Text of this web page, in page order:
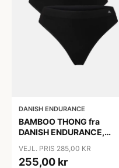
DANISH ENDURANCE
BAMBOO THONG fra
DANISH ENDURANCE,
VEJL. PRIS 285,00 KR
255,00 kr